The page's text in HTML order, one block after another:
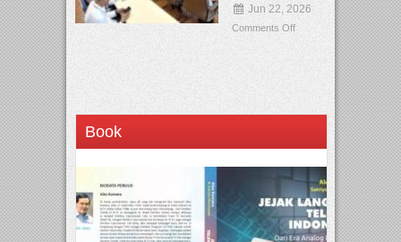
Jun 22, 2026
Comments Off
Book